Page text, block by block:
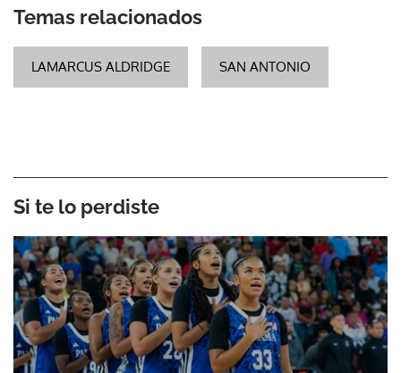
Temas relacionados
LAMARCUS ALDRIDGE SAN ANTONIO
Si te lo perdiste